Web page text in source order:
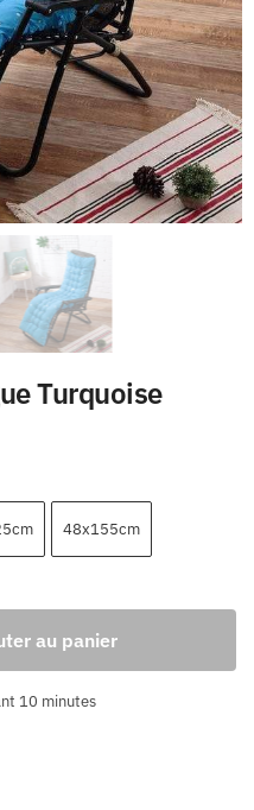
Turquoise
48x155cm
au panier
10 minutes